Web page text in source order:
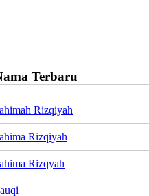
Terbaru
Rizqiyah
Rizqiyah
Rizqyah